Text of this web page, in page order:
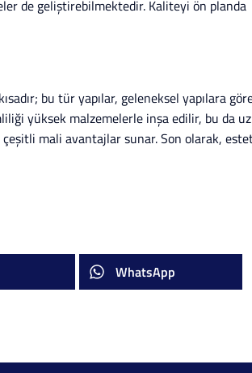
de geliştirebilmektedir. Kaliteyi ön planda
bu tür yapılar, geleneksel yapılara
yüksek malzemelerle inşa edilir, bu da
mali avantajlar sunar. Son olarak,
WhatsApp